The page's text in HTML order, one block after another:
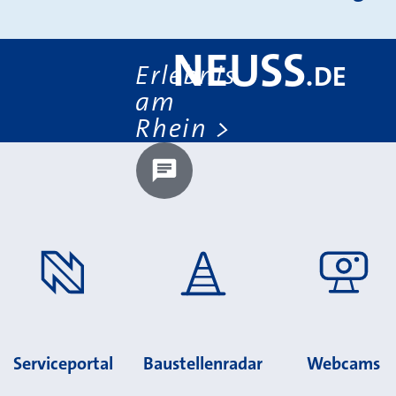
Erlebnis
am
Rhein
NEUSS.DE
Chatbot laden?
Serviceportal Baustellenradar Webcams